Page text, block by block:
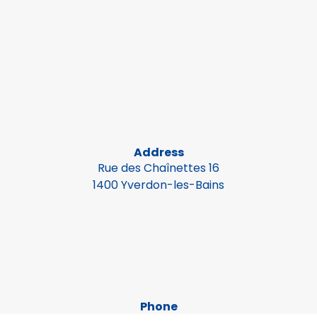
Address
Rue des Chaînettes 16
1400 Yverdon-les-Bains
Phone